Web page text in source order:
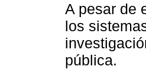
A pesar de
los
pública.